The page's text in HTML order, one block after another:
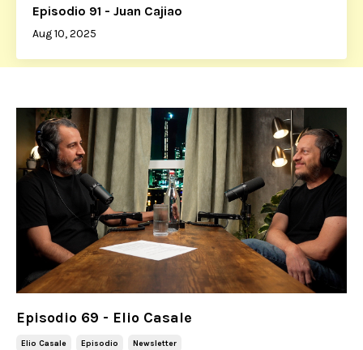
Episodio 91 - Juan Cajiao
Aug 10, 2025
Episodio 69 - Elio Casale
Elio Casale Episodio Newsletter